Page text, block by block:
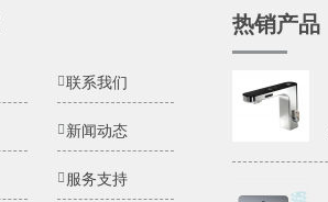
联系我们
新闻动态
服务支持
热销产品